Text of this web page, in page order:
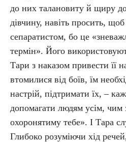
до них талановиту й щиру
дівчину, навіть просить,
сепаратистом, бо це
термін». Його
Тари з наказом привести її
втомилися від боїв, їм
настрій, підтримати їх, –
допомагати людям усім,
охоронятиму тебе». І Тара
Глибоко розуміючи хід